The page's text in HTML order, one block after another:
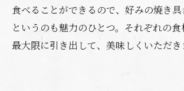
食べることができるので、好みの焼き
というのも魅力のひとつ。それぞれの
最大限に引き出して、美味しくいただき